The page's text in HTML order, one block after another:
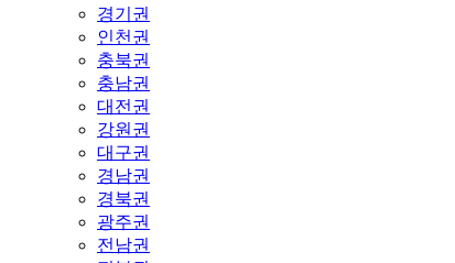
경기권
인천권
충북권
충남권
대전권
강원권
대구권
경남권
경북권
광주권
전남권